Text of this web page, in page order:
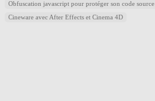
Obfuscation javascript pour protéger son code source
Cineware avec After Effects et Cinema 4D